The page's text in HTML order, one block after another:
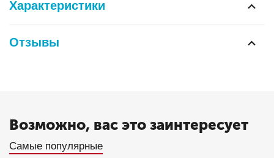
Характеристики
Отзывы
Возможно, вас это заинтересует
Самые популярные